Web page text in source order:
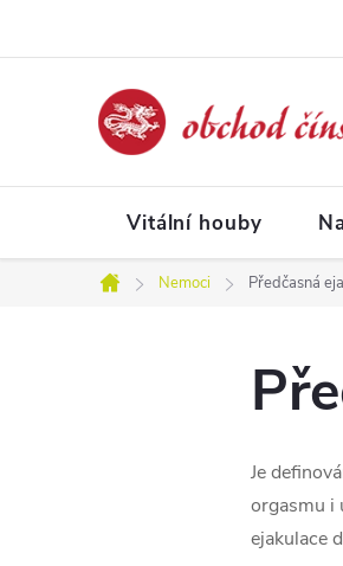
Vitální houby
Domů
Nemoci Předčasná
Je
orgasmu i
ejakulace